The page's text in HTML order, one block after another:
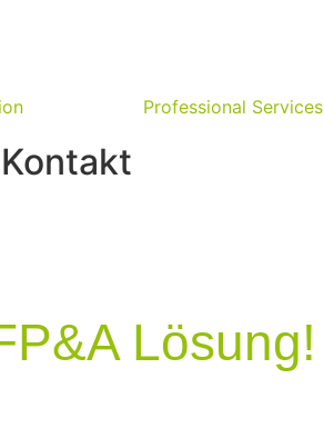
Professional Services
Kontakt
Lösung!